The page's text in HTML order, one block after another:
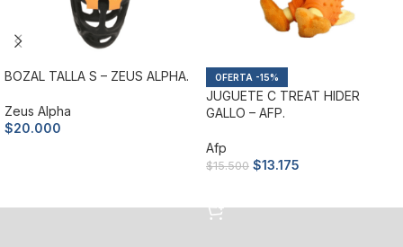
BOZAL TALLA S – ZEUS ALPHA.
Zeus Alpha
$20.000
-15%
JUGUETE C TREAT HIDER
GALLO – AFP.
Afp
$15.500 $13.175